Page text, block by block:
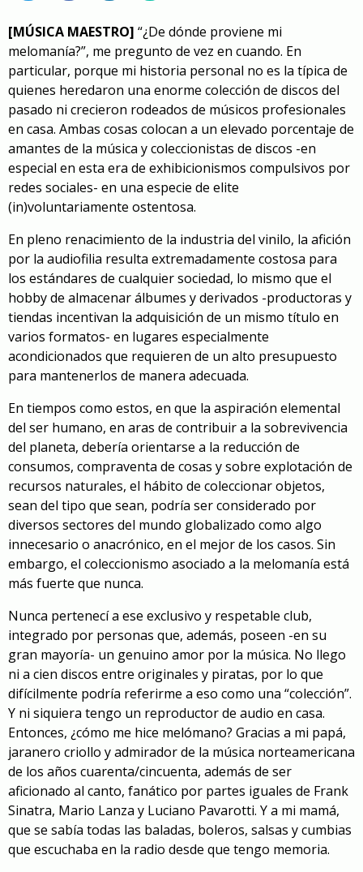
[MÚSICA MAESTRO] “¿De dónde proviene mi
melomanía?”, me pregunto de vez en cuando. En
particular, porque mi historia personal no es la típica de
quienes heredaron una enorme colección de discos del
pasado ni crecieron rodeados de músicos profesionales
en casa. Ambas cosas colocan a un elevado porcentaje de
amantes de la música y coleccionistas de discos -en
especial en esta era de exhibicionismos compulsivos por
redes sociales- en una especie de elite
(in)voluntariamente ostentosa.
En pleno renacimiento de la industria del vinilo, la afición
por la audiofilia resulta extremadamente costosa para
los estándares de cualquier sociedad, lo mismo que el
hobby de almacenar álbumes y derivados -productoras y
tiendas incentivan la adquisición de un mismo título en
varios formatos- en lugares especialmente
acondicionados que requieren de un alto presupuesto
para mantenerlos de manera adecuada.
En tiempos como estos, en que la aspiración elemental
del ser humano, en aras de contribuir a la sobrevivencia
del planeta, debería orientarse a la reducción de
consumos, compraventa de cosas y sobre explotación de
recursos naturales, el hábito de coleccionar objetos,
sean del tipo que sean, podría ser considerado por
diversos sectores del mundo globalizado como algo
innecesario o anacrónico, en el mejor de los casos. Sin
embargo, el coleccionismo asociado a la melomanía está
más fuerte que nunca.
Nunca pertenecí a ese exclusivo y respetable club,
integrado por personas que, además, poseen -en su
gran mayoría- un genuino amor por la música. No llego
ni a cien discos entre originales y piratas, por lo que
difícilmente podría referirme a eso como una “colección”.
Y ni siquiera tengo un reproductor de audio en casa.
Entonces, ¿cómo me hice melómano? Gracias a mi papá,
jaranero criollo y admirador de la música norteamericana
de los años cuarenta/cincuenta, además de ser
aficionado al canto, fanático por partes iguales de Frank
Sinatra, Mario Lanza y Luciano Pavarotti. Y a mi mamá,
que se sabía todas las baladas, boleros, salsas y cumbias
que escuchaba en la radio desde que tengo memoria.